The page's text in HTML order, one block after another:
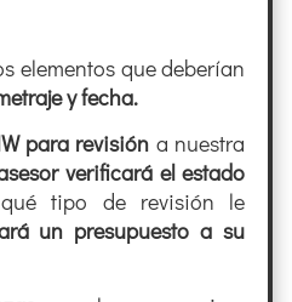
elementos que deberían
y fecha.
para revisión a nuestra
verificará el estado
tipo de revisión le
un presupuesto a su